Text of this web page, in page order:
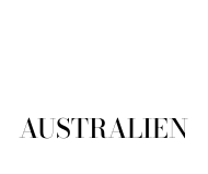
AUSTRALIEN